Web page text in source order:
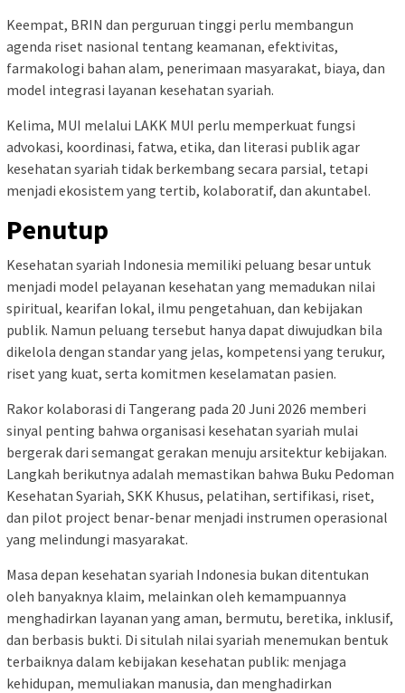
Keempat, BRIN dan perguruan tinggi perlu membangun
agenda riset nasional tentang keamanan, efektivitas,
farmakologi bahan alam, penerimaan masyarakat, biaya, dan
model integrasi layanan kesehatan syariah.
Kelima, MUI melalui LAKK MUI perlu memperkuat fungsi
advokasi, koordinasi, fatwa, etika, dan literasi publik agar
kesehatan syariah tidak berkembang secara parsial, tetapi
menjadi ekosistem yang tertib, kolaboratif, dan akuntabel.
Penutup
Kesehatan syariah Indonesia memiliki peluang besar untuk
menjadi model pelayanan kesehatan yang memadukan nilai
spiritual, kearifan lokal, ilmu pengetahuan, dan kebijakan
publik. Namun peluang tersebut hanya dapat diwujudkan bila
dikelola dengan standar yang jelas, kompetensi yang terukur,
riset yang kuat, serta komitmen keselamatan pasien.
Rakor kolaborasi di Tangerang pada 20 Juni 2026 memberi
sinyal penting bahwa organisasi kesehatan syariah mulai
bergerak dari semangat gerakan menuju arsitektur kebijakan.
Langkah berikutnya adalah memastikan bahwa Buku Pedoman
Kesehatan Syariah, SKK Khusus, pelatihan, sertifikasi, riset,
dan pilot project benar-benar menjadi instrumen operasional
yang melindungi masyarakat.
Masa depan kesehatan syariah Indonesia bukan ditentukan
oleh banyaknya klaim, melainkan oleh kemampuannya
menghadirkan layanan yang aman, bermutu, beretika, inklusif,
dan berbasis bukti. Di situlah nilai syariah menemukan bentuk
terbaiknya dalam kebijakan kesehatan publik: menjaga
kehidupan, memuliakan manusia, dan menghadirkan